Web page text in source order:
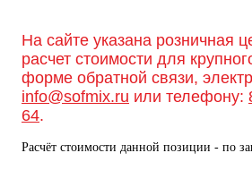
На сайте указана розничная
расчет стоимости для
форме обратной связи,
info@sofmix.ru или телефону:
64.
Расчёт стоимости данной позиции - по